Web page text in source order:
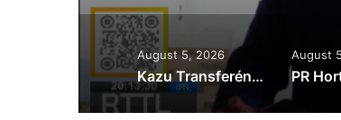
August 5, 2026
Kazu Transferénsia Osan Millaun 42 Husi Singapura, Advogadu Sei Halo Rekursu
August